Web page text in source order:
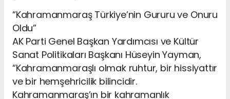
“Kahramanmaraş Türkiye’nin Gururu ve Onuru
Oldu”
AK Parti Genel Başkan Yardımcısı ve Kültür
Sanat Politikaları Başkanı Hüseyin Yayman,
“Kahramanmaraşlı olmak ruhtur, bir hissiyattır
ve bir hemşehricilik bilincidir.
Kahramanmaraş’ın bir kahramanlık